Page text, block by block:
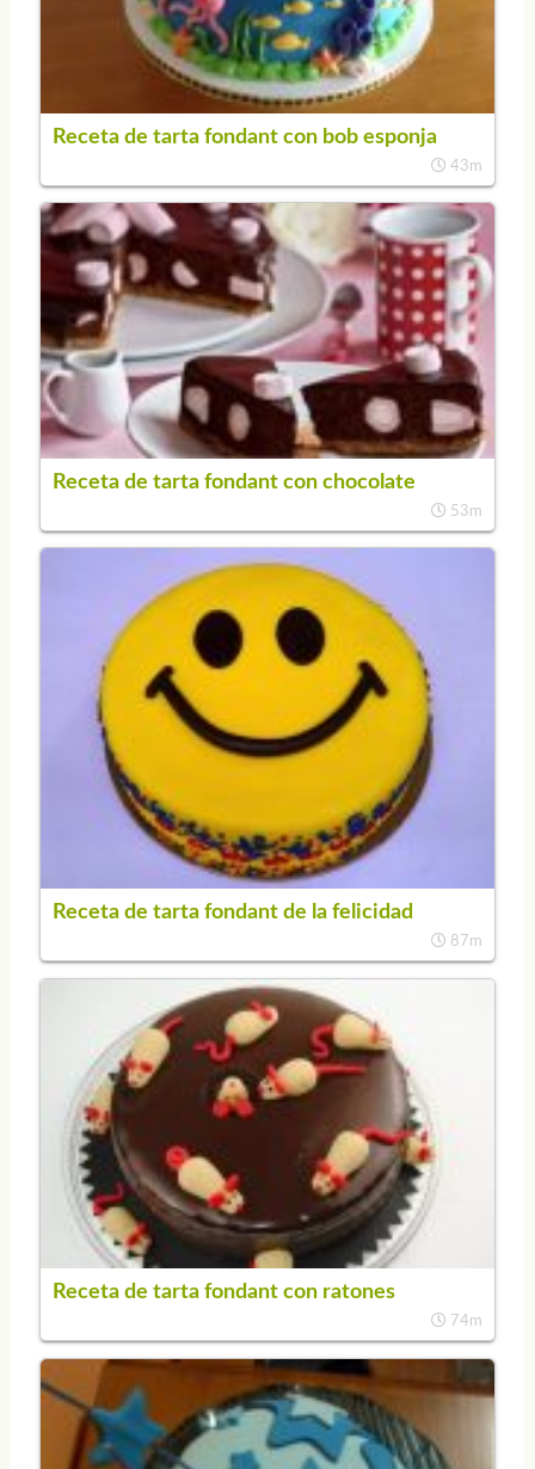
Receta de tarta fondant con bob esponja
43m
Receta de tarta fondant con chocolate
53m
Receta de tarta fondant de la felicidad
87m
Receta de tarta fondant con ratones
74m